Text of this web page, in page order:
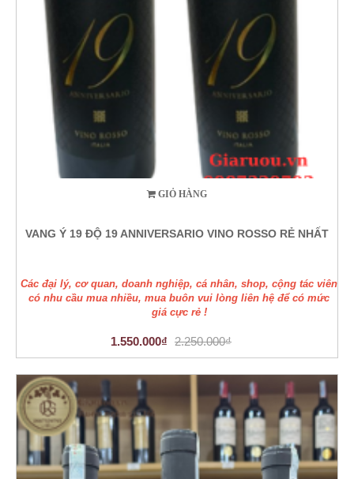
GIỎ HÀNG
VANG Ý 19 ĐỘ 19 ANNIVERSARIO VINO ROSSO RẺ NHẤT
Các đại lý, cơ quan, doanh nghiệp, cá nhân, shop, cộng tác viên
có nhu cầu mua nhiều, mua buôn vui lòng liên hệ để có mức
giá cực rẻ !
1.550.000₫ 2.250.000₫